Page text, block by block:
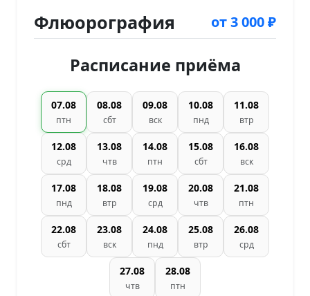
Флюорография от 3 000 ₽
Расписание приёма
07.08
птн
08.08
сбт
09.08
вск
10.08
пнд
11.08
втр
12.08
срд
13.08
чтв
14.08
птн
15.08
сбт
16.08
вск
17.08
пнд
18.08
втр
19.08
срд
20.08
чтв
21.08
птн
22.08
сбт
23.08
вск
24.08
пнд
25.08
втр
26.08
срд
27.08
чтв
28.08
птн